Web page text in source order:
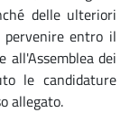
delle ulteriori
pervenire entro il
all'Assemblea dei
le candidature
allegato.